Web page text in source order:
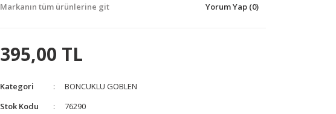
Markanın tüm ürünlerine git Yorum Yap (0)
395,00 TL
Kategori
BONCUKLU GOBLEN
Stok Kodu
76290